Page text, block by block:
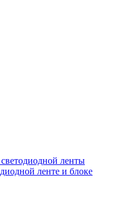
ленты
ленте и блоке